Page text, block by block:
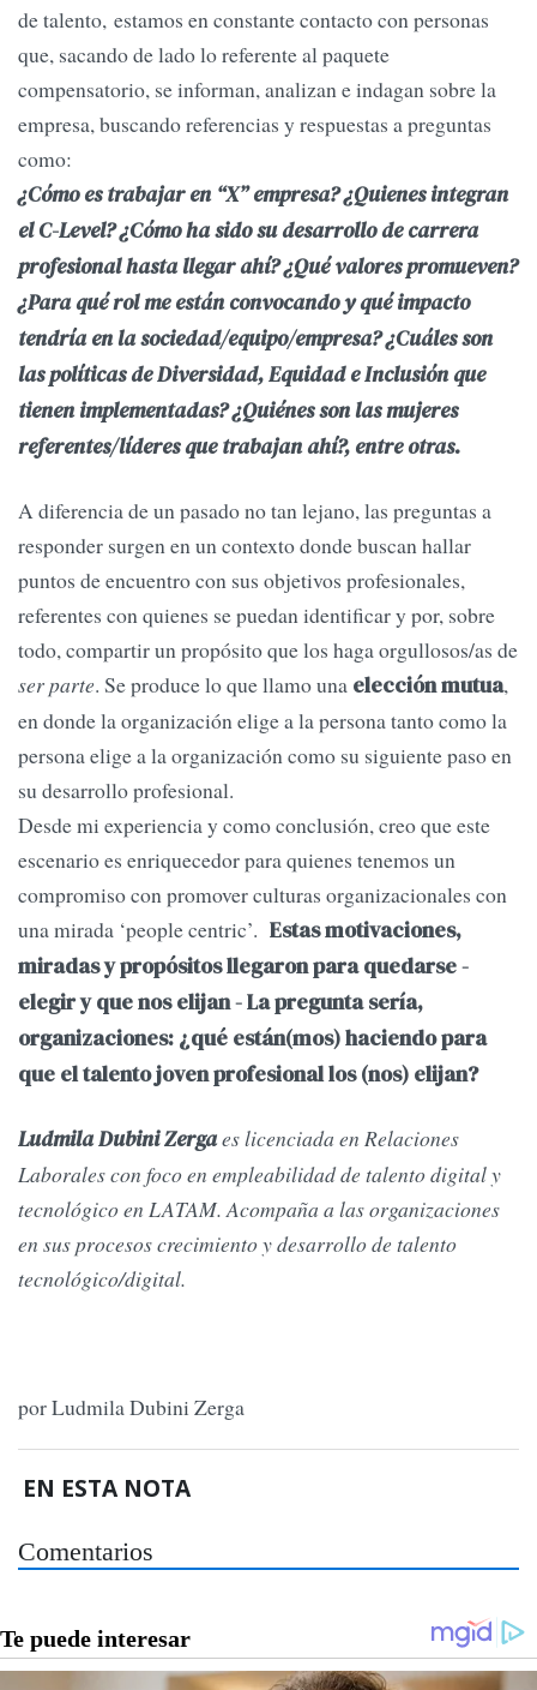
de talento, estamos en constante contacto con personas
que, sacando de lado lo referente al paquete
compensatorio, se informan, analizan e indagan sobre la
empresa, buscando referencias y respuestas a preguntas
como:
¿Cómo es trabajar en “X” empresa? ¿Quienes integran
el C-Level? ¿Cómo ha sido su desarrollo de carrera
profesional hasta llegar ahí? ¿Qué valores promueven?
¿Para qué rol me están convocando y qué impacto
tendría en la sociedad/equipo/empresa? ¿Cuáles son
las políticas de Diversidad, Equidad e Inclusión que
tienen implementadas? ¿Quiénes son las mujeres
referentes/líderes que trabajan ahí?, entre otras.
A diferencia de un pasado no tan lejano, las preguntas a
responder surgen en un contexto donde buscan hallar
puntos de encuentro con sus objetivos profesionales,
referentes con quienes se puedan identificar y por, sobre
todo, compartir un propósito que los haga orgullosos/as de
ser parte. Se produce lo que llamo una elección mutua,
en donde la organización elige a la persona tanto como la
persona elige a la organización como su siguiente paso en
su desarrollo profesional.
Desde mi experiencia y como conclusión, creo que este
escenario es enriquecedor para quienes tenemos un
compromiso con promover culturas organizacionales con
una mirada ‘people centric’. Estas motivaciones,
miradas y propósitos llegaron para quedarse -
elegir y que nos elijan - La pregunta sería,
organizaciones: ¿qué están(mos) haciendo para
que el talento joven profesional los (nos) elijan?
Ludmila Dubini Zergaes licenciada en Relaciones
Laborales con foco en empleabilidad de talento digital y
tecnológico en LATAM. Acompaña a las organizaciones
en sus procesos crecimiento y desarrollo de talento
tecnológico/digital.
por Ludmila Dubini Zerga
EN ESTA NOTA
Comentarios